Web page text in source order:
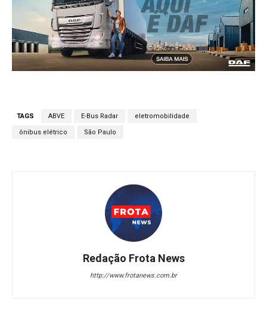
TAGS ABVE E-Bus Radar eletromobilidade
ônibus elétrico São Paulo
Redação Frota News
http://www.frotanews.com.br